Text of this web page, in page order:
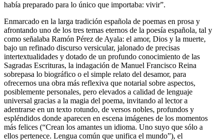
había preparado para lo único que importaba: vivir”.
Enmarcado en la larga tradición española de poemas en prosa y
afrontando uno de los tres temas eternos de la poesía española, tal y
como señalaba Ramón Pérez de Ayala: el amor, Dios y la muerte,
bajo un refinado discurso versicular, jalonado de precisas
intertextualidades y dotado de un profundo conocimiento de las
Sagradas Escrituras, la indagación de Manuel Francisco Reina
sobrepasa lo biográfico o el simple relato del desamor, para
ofrecernos una obra más reflexiva que notarial sobre aspectos,
posiblemente personales, pero elevados a calidad de lenguaje
universal gracias a la magia del poema, invitando al lector a
adentrarse en un texto rotundo, de versos nobles, profundos y
espléndidos donde aparecen en escena imágenes de los momentos
más felices (“Crean los amantes un idioma. Uno suyo que sólo a
ellos pertenece. Lengua común que unifica el mundo”), el